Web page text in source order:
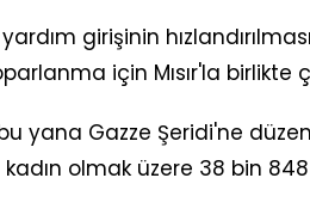
girişinin
için Mısır'la
yana Gazze Şeridi'ne
kadın olmak üzere 38 bin